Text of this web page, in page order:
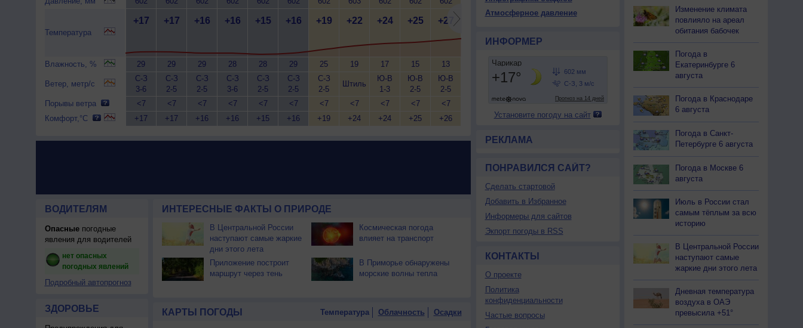
Температура
Влажность, %
Ветер, метр/с
Порывы ветра
Комфорт,°C
+17
29
С-З
3-6
<7
+17
+17
29
С-З
2-5
<7
+17
+16
29
С-З
2-5
<7
+16
+16
28
С-З
3-6
<7
+16
+15
28
С-З
2-5
<7
+15
+16
29
С-З
2-5
<7
+16
+19
25
С-З
2-5
<7
+19
+22
19
Штиль
<7
+24
+24
17
Ю-В
1-3
<7
+24
+25
15
Ю-В
2-5
<7
+25
+27
13
Ю-В
2-5
<7
+26
+30
10
<7
+28
+31
С-В
+29
<7
+29
<7
+29
+30
+28
+28
13
7
+27
+25
16
С-З
8
+22
19
<7
+21
<7
ВОДИТЕЛЯМ
Опасныепогодные
явления для водителей
нет опасных
погодных явлений
Подробный автопрогноз
ЗДОРОВЬЕ
ИНТЕРЕСНЫЕ ФАКТЫ О ПРИРОДЕ
В Центральной России
наступают самые жаркие
дни этого лета
Космическая погода
влияет на транспорт
Приложение построит
маршрут через тень
В Приморье обнаружены
морские волны тепла
КАРТЫ ПОГОДЫ Температура Облачность Осадки
Атмосферное давление
ИНФОРМЕР
Установите погоду на сайт
РЕКЛАМА
ПОНРАВИЛСЯ САЙТ?
Сделать стартовой
Добавить в Избранное
Информеры для сайтов
Экпорт погоды в RSS
КОНТАКТЫ
О проекте
Политика
конфиденциальности
Частые вопросы
Изменение климата
повлияло на ареал
обитания бабочек
Погода в
Екатеринбурге 6
августа
Погода в Краснодаре
6 августа
Погода в Санкт-
Петербурге 6 августа
Погода в Москве 6
августа
Июль в России стал
самым тёплым за всю
историю
В Центральной России
наступают самые
жаркие дни этого лета
Дневная температура
воздуха в ОАЭ
превысила +51°